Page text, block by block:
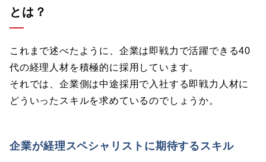
とは？
これまで述べたように、企業は即戦力で活躍できる40
代の経理人材を積極的に採用しています。
それでは、企業側は中途採用で入社する即戦力人材に
どういったスキルを求めているのでしょうか。
企業が経理スペシャリストに期待するスキル